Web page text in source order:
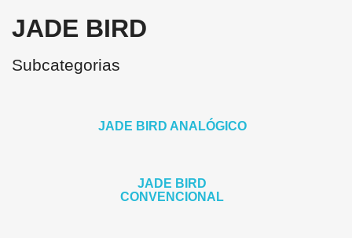
JADE BIRD
Subcategorias
JADE BIRD ANALÓGICO
JADE BIRD
CONVENCIONAL